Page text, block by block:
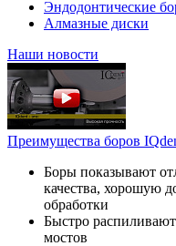
Эндодонтические
Алмазные диски
Наши новости
Преимущества боров
Боры показывают
качества, хорошую
обработки
Быстро
мостов